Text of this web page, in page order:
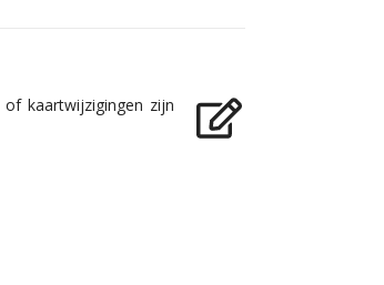
of kaartwijzigingen zijn